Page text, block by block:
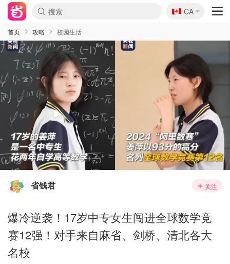
🇨🇦
CA
首页 攻略 校园生活
省钱君 关注
爆冷逆袭！17岁中专女生闯进全球数学竞
赛12强！对手来自麻省、剑桥、清北各大
名校